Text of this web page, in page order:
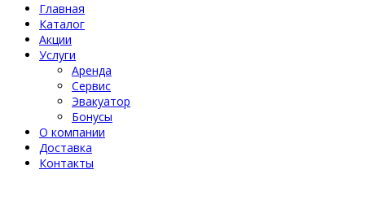
Главная
Каталог
Акции
Услуги
Аренда
Сервис
Эвакуатор
Бонусы
О компании
Доставка
Контакты